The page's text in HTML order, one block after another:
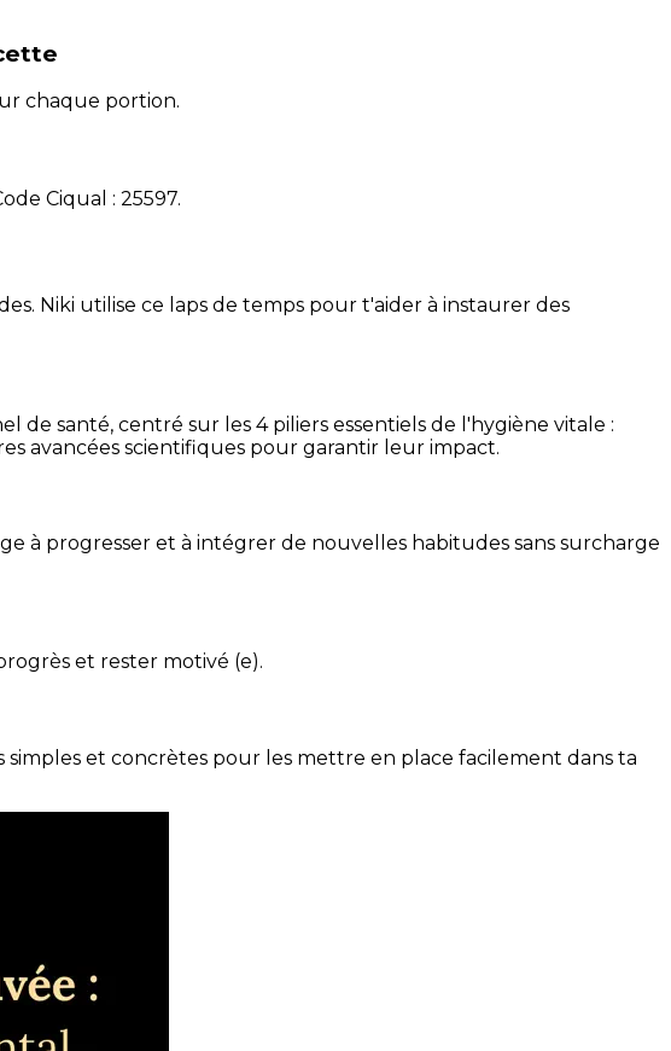
chaque portion.
Ciqual : 25597.
Niki utilise ce laps de temps pour t'aider à instaurer des
santé, centré sur les 4 piliers essentiels de l'hygiène vitale :
avancées scientifiques pour garantir leur impact.
à progresser et à intégrer de nouvelles habitudes sans surcharge
et rester motivé (e).
et concrètes pour les mettre en place facilement dans ta